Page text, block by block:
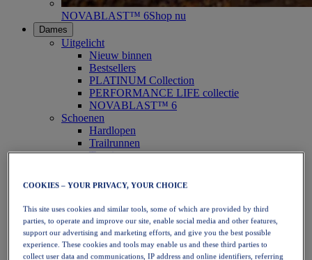
NOVABLAST™ 6Shop nu
Dames
Uitgelicht
Nieuw binnen
Bestsellers
PLATINUM Collection
PERFORMANCE LIFE collectie
NOVABLAST™ 6
Schoenen
Hardlopen
Trailrunnen
Tennis
Handbal
Netbal
SportStyle
Bovenkleding
Sport-bh's
Tanktops
COOKIES – YOUR PRIVACY, YOUR CHOICE
This site uses cookies and similar tools, some of which are provided by third
parties, to operate and improve our site, enable social media and other features,
support our advertising and marketing efforts, and give you the best possible
experience. These cookies and tools may enable us and these third parties to
collect user data and communications, IP address and online identifiers, referring